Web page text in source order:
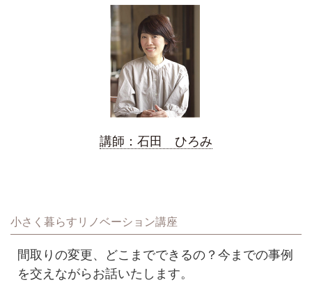
講師：石田 ひろみ
小さく暮らすリノベーション講座
間取りの変更、どこまでできるの？今までの事例
を交えながらお話いたします。